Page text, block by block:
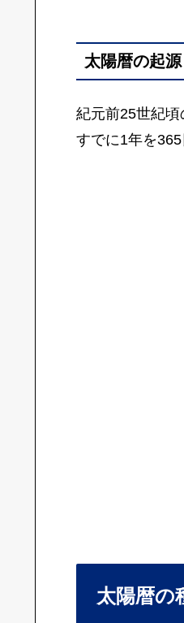
太陽暦の起源
紀元前25世紀頃
すでに1年を
太陽暦の